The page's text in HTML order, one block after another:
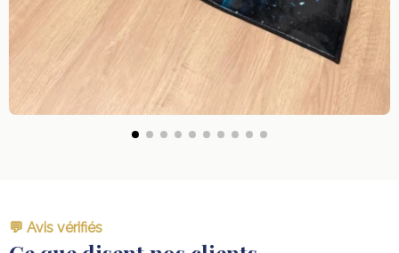
💬 Avis vérifiés